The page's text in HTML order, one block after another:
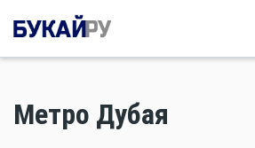
Метро Дубая